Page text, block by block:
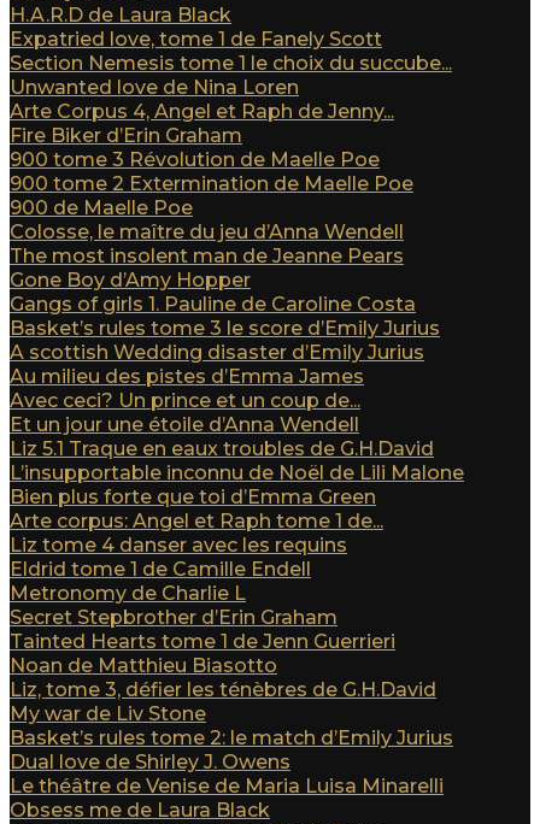
H.A.R.D de Laura Black
Expatried love, tome 1 de Fanely Scott
Section Nemesis tome 1 le choix du succube...
Unwanted love de Nina Loren
Arte Corpus 4, Angel et Raph de Jenny...
Fire Biker d’Erin Graham
900 tome 3 Révolution de Maelle Poe
900 tome 2 Extermination de Maelle Poe
900 de Maelle Poe
Colosse, le maître du jeu d’Anna Wendell
The most insolent man de Jeanne Pears
Gone Boy d’Amy Hopper
Gangs of girls 1. Pauline de Caroline Costa
Basket’s rules tome 3 le score d’Emily Jurius
A scottish Wedding disaster d’Emily Jurius
Au milieu des pistes d’Emma James
Avec ceci? Un prince et un coup de...
Et un jour une étoile d’Anna Wendell
Liz 5.1 Traque en eaux troubles de G.H.David
L’insupportable inconnu de Noël de Lili Malone
Bien plus forte que toi d’Emma Green
Arte corpus: Angel et Raph tome 1 de...
Liz tome 4 danser avec les requins
Eldrid tome 1 de Camille Endell
Metronomy de Charlie L
Secret Stepbrother d’Erin Graham
Tainted Hearts tome 1 de Jenn Guerrieri
Noan de Matthieu Biasotto
Liz, tome 3, défier les ténèbres de G.H.David
My war de Liv Stone
Basket’s rules tome 2: le match d’Emily Jurius
Dual love de Shirley J. Owens
Le théâtre de Venise de Maria Luisa Minarelli
Obsess me de Laura Black